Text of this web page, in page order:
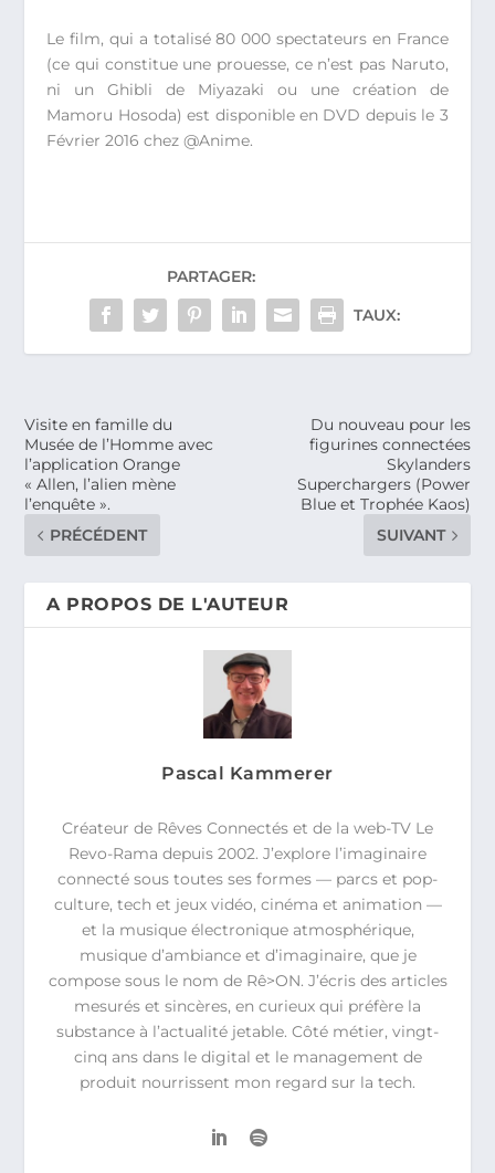
Le film, qui a totalisé 80 000 spectateurs en France
(ce qui constitue une prouesse, ce n’est pas Naruto,
ni un Ghibli de Miyazaki ou une création de
Mamoru Hosoda) est disponible en DVD depuis le 3
Février 2016 chez @Anime.
PARTAGER:
TAUX:
Visite en famille du
Musée de l’Homme avec
l’application Orange
« Allen, l’alien mène
l’enquête ».
PRÉCÉDENT
Du nouveau pour les
figurines connectées
Skylanders
Superchargers (Power
Blue et Trophée Kaos)
SUIVANT
A PROPOS DE L'AUTEUR
Pascal Kammerer
Créateur de Rêves Connectés et de la web-TV Le
Revo-Rama depuis 2002. J’explore l’imaginaire
connecté sous toutes ses formes — parcs et pop-
culture, tech et jeux vidéo, cinéma et animation —
et la musique électronique atmosphérique,
musique d’ambiance et d’imaginaire, que je
compose sous le nom de Rê>ON. J’écris des articles
mesurés et sincères, en curieux qui préfère la
substance à l’actualité jetable. Côté métier, vingt-
cinq ans dans le digital et le management de
produit nourrissent mon regard sur la tech.